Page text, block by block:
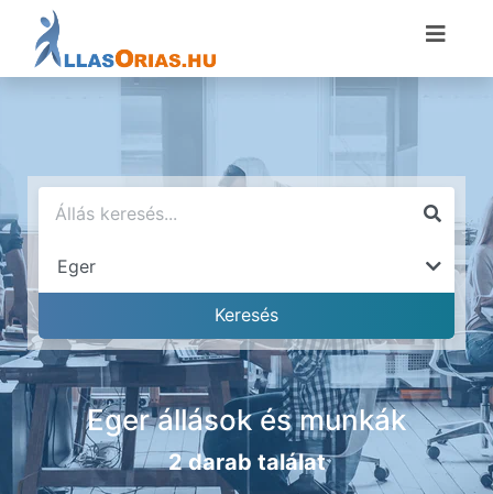
Eger állások és munkák
2 darab találat